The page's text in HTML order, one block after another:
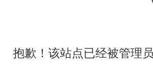
抱歉！该站点已经被管理